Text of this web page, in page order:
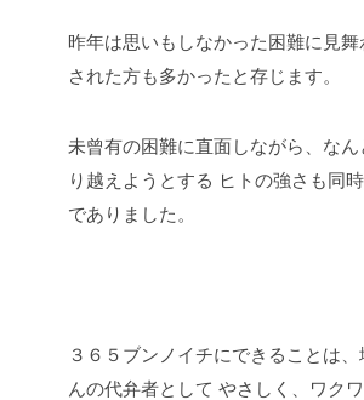
昨年は思いもしなかった困難に見
された方も多かったと存じます。
未曾有の困難に直面しながら、な
り越えようとする ヒトの強さも同
でありました。
３６５ブンノイチにできることは、
んの代弁者として やさしく、ワク